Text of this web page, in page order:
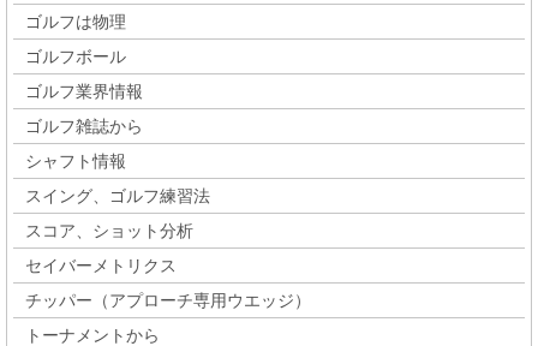
ゴルフは物理
ゴルフボール
ゴルフ業界情報
ゴルフ雑誌から
シャフト情報
スイング、ゴルフ練習法
スコア、ショット分析
セイバーメトリクス
チッパー（アプローチ専用ウエッジ）
トーナメントから